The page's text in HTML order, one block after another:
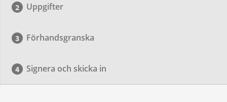
Uppgifter
Förhandsgranska
Signera och skicka in